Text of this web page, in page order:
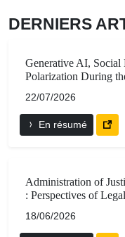
DERNIERS
Generative AI,
Polarization During
22/07/2026
En résumé
Administration of
: Perspectives of
18/06/2026